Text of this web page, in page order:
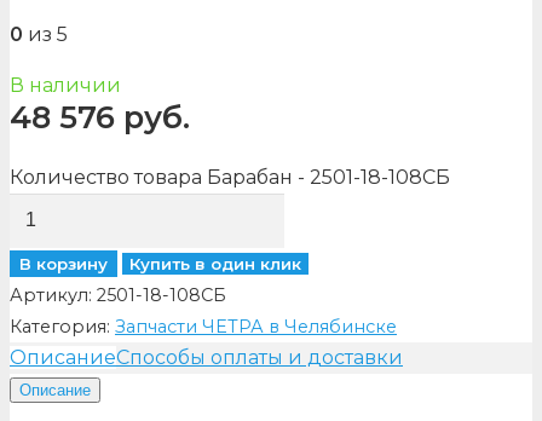
0 из 5
В наличии
48 576 руб.
Количество товара Барабан - 2501-18-108СБ
В корзину Купить в один клик
Артикул: 2501-18-108СБ
Категория: Запчасти ЧЕТРА в Челябинске
ОписаниеСпособы оплаты и доставки
Описание